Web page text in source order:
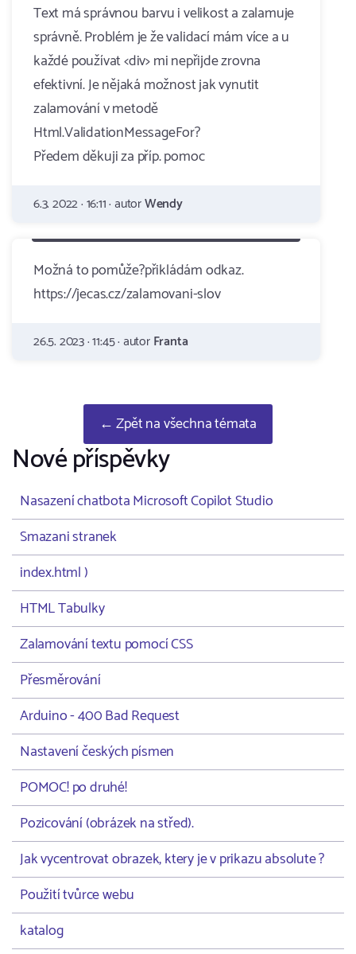
Text má správnou barvu i velikost a zalamuje
správně. Problém je že validací mám více a u
každé používat <div> mi nepřijde zrovna
efektivní. Je nějaká možnost jak vynutit
zalamování v metodě
Html.ValidationMessageFor?
Předem děkuji za příp. pomoc
6.3. 2022 · 16:11 · autorWendy
Možná to pomůže?přikládám odkaz.
https://jecas.cz/zalamovani-slov
26.5. 2023 · 11:45 · autorFranta
← Zpět na všechna témata
Nové příspěvky
Nasazení chatbota Microsoft Copilot Studio
Smazani stranek
index.html )
HTML Tabulky
Zalamování textu pomocí CSS
Přesměrování
Arduino - 400 Bad Request
Nastavení českých písmen
POMOC! po druhé!
Pozicování (obrázek na střed).
Jak vycentrovat obrazek, ktery je v prikazu absolute ?
Použití tvůrce webu
katalog